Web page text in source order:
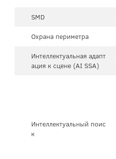
SMD
Охрана периметра
Интеллектуальная адапт
ация к сцене (AI SSA)
Интеллектуальный поис
к